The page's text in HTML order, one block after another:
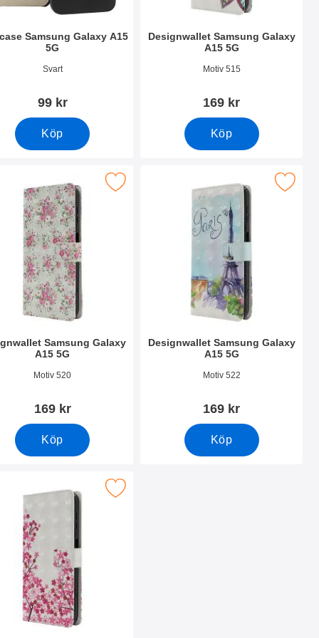
Samsung Galaxy A15
5G
Svart
99 kr
Köp
Designwallet Samsung Galaxy
A15 5G
Art. nr 50507Motiv 515
169 kr
Köp
5G som favorit
Samsung Galaxy
A15 5G
50503Motiv 520
169 kr
Köp
designwallet Samsung Galaxy A15 5G som favorit
Designwallet Samsung Galaxy
A15 5G
Art. nr 50501Motiv 522
169 kr
Köp
Makera designwallet Samsung
5G som favorit
designwallet Samsung Galaxy A15 5G som favorit